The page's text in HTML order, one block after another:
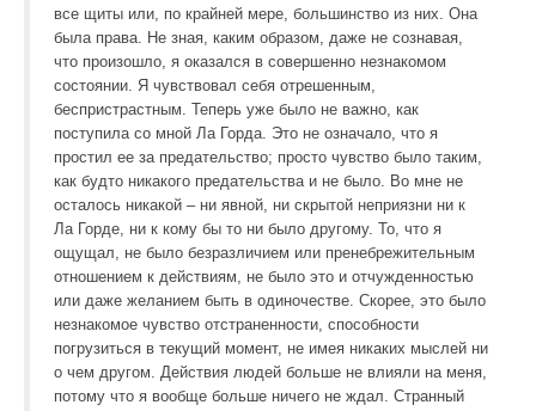
все щиты или, по крайней мере, большинство из них. Она
была права. Не зная, каким образом, даже не сознавая,
что произошло, я оказался в совершенно незнакомом
состоянии. Я чувствовал себя отрешенным,
беспристрастным. Теперь уже было не важно, как
поступила со мной Ла Горда. Это не означало, что я
простил ее за предательство; просто чувство было таким,
как будто никакого предательства и не было. Во мне не
осталось никакой – ни явной, ни скрытой неприязни ни к
Ла Горде, ни к кому бы то ни было другому. То, что я
ощущал, не было безразличием или пренебрежительным
отношением к действиям, не было это и отчужденностью
или даже желанием быть в одиночестве. Скорее, это было
незнакомое чувство отстраненности, способности
погрузиться в текущий момент, не имея никаких мыслей ни
о чем другом. Действия людей больше не влияли на меня,
потому что я вообще больше ничего не ждал. Странный